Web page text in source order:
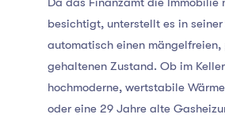
besichtigt, unterstellt es in
automatisch einen
gehaltenen Zustand. Ob im
hochmoderne, wertstabile
oder eine 29 Jahre alte